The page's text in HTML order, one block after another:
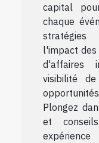
capital
chaque
stratégies
l'impact
d'affaires
visibilité
Plongez
et